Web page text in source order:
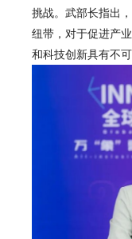
挑战。武部长指出
纽带，对于促进产
和科技创新具有不可